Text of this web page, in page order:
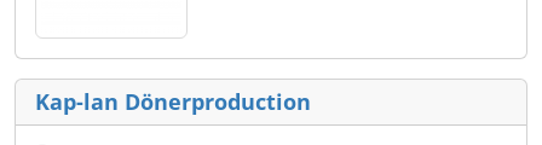
Kap-lan Dönerproduction